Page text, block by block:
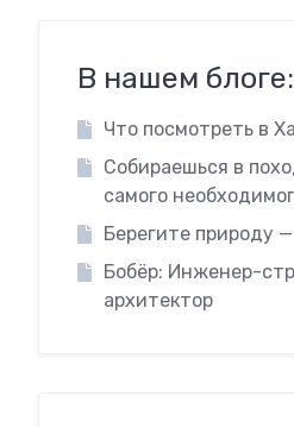
В нашем блоге:
Что посмотреть в
Собираешься в
самого
Берегите природу
Бобёр: Инженер-
архитектор